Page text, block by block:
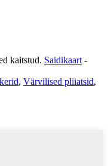
kaitstud. Saidikaart -
, Värvilised pliiatsid,